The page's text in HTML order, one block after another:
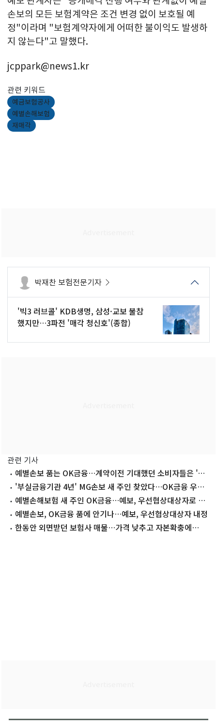
손보의 모든 보험계약은 조건 변경 없이 보호될 예
정"이라며 "보험계약자에게 어떠한 불이익도 발생하
지 않는다"고 말했다.
jcppark@news1.kr
관련 키워드
예금보험공사
예별손해보험
재매각
박재찬 보험전문기자
'빅3 러브콜' KDB생명, 삼성·교보 불참
했지만…3파전 '매각 청신호'(종합)
관련 기사
예별손보 품는 OK금융…계약이전 기대했던 소비자들은 '불
안''부실금융기관 4년' MG손보 새 주인 찾았다…OK금융 우협
선정예별손해보험 새 주인 OK금융…예보, 우선협상대상자로 선
정 예별손보, OK금융 품에 안기나…예보, 우선협상대상자 내정
한동안 외면받던 보험사 매물…가격 낮추고 자본확충에